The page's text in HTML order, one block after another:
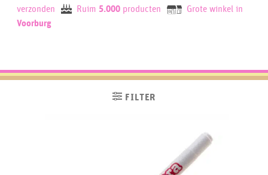
verzonden
Ruim 5.000 producten
Grote winkel in
Voorburg
FILTER